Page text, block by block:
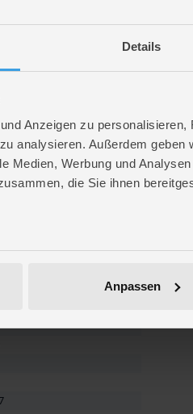
Details
Anzeigen zu
analysieren. Außerdem
Medien, Werbung und
die Sie ihnen
Anpassen
Fotografien und
mit Goldfolie auf dem Cover,
und erzählt – ein unvergessliches